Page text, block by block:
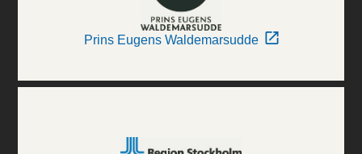
Prins Eugens Waldemarsudde